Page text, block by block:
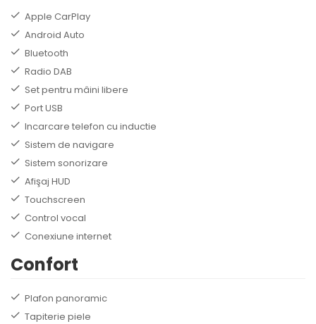
Apple CarPlay
Android Auto
Bluetooth
Radio DAB
Set pentru mâini libere
Port USB
Incarcare telefon cu inductie
Sistem de navigare
Sistem sonorizare
Afişaj HUD
Touchscreen
Control vocal
Conexiune internet
Confort
Plafon panoramic
Tapiterie piele